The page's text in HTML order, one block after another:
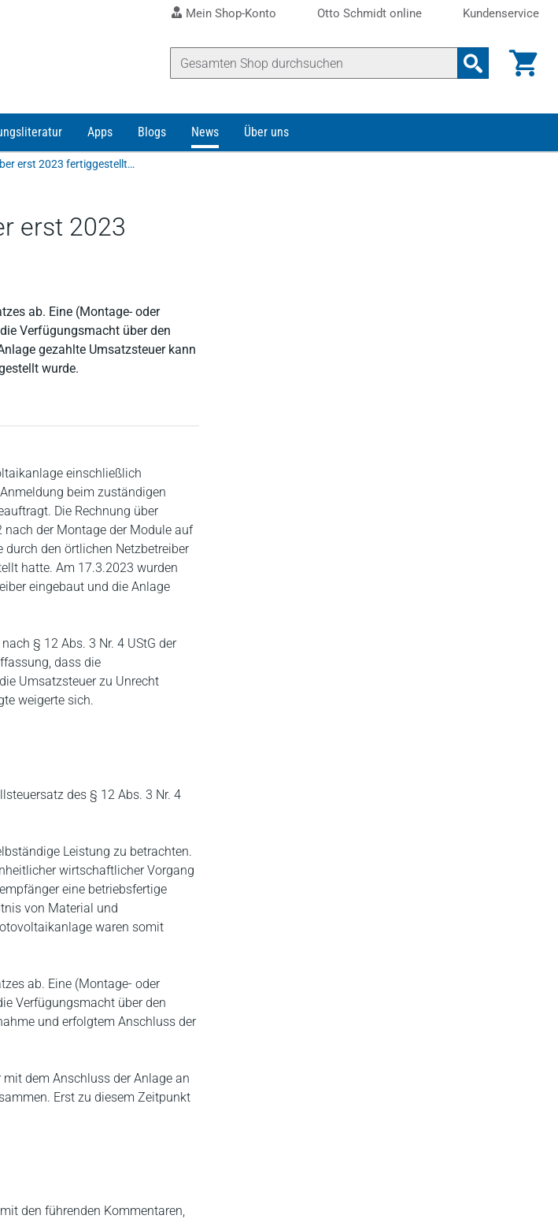
Mein Shop-Konto Otto Schmidt online Kundenservice
Apps Blogs News Über uns
Photovoltaik-Anlage 2022 errichtet aber erst 2023 fertiggestellt - Keine Umsatzsteuer!
erst 2023
ab. Eine (Montage- oder
Verfügungsmacht über den
gezahlte Umsatzsteuer kann
wurde.
einschließlich
beim zuständigen
Die Rechnung über
der Montage der Module auf
durch den örtlichen Netzbetreiber
hatte. Am 17.3.2023 wurden
eingebaut und die Anlage
§ 12 Abs. 3 Nr. 4 UStG der
dass die
Umsatzsteuer zu Unrecht
weigerte sich.
des § 12 Abs. 3 Nr. 4
Leistung zu betrachten.
wirtschaftlicher Vorgang
eine betriebsfertige
von Material und
waren somit
ab. Eine (Montage- oder
Verfügungsmacht über den
und erfolgtem Anschluss der
dem Anschluss der Anlage an
Erst zu diesem Zeitpunkt
den führenden Kommentaren,